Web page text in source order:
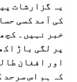
یہ گزارشات
کی آمد کسی
خبر نہیں۔
پر لگی باڑ
اور افغان
کہ ہم اس